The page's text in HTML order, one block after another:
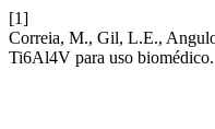
[1]
Correia, M., Gil, L.E.,
Ti6Al4V para uso biomédico.